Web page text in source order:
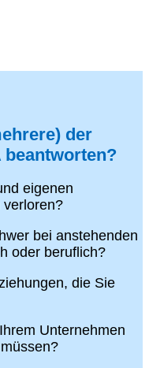
der
eigenen
verloren?
bei anstehenden
oder beruflich?
die Sie
Unternehmen